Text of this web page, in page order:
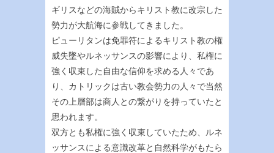
ギリスなどの海賊からキリスト教に改宗した
勢力が大航海に参戦してきました。
ピューリタンは免罪符によるキリスト教の権
威失墜やルネッサンスの影響により、私権に
強く収束した自由な信仰を求める人々であ
り、カトリックは古い教会勢力の人々で当然
その上層部は商人との繋がりを持っていたと
思われます。
双方とも私権に強く収束していたため、ルネ
ッサンスによる意識改革と自然科学がもたら